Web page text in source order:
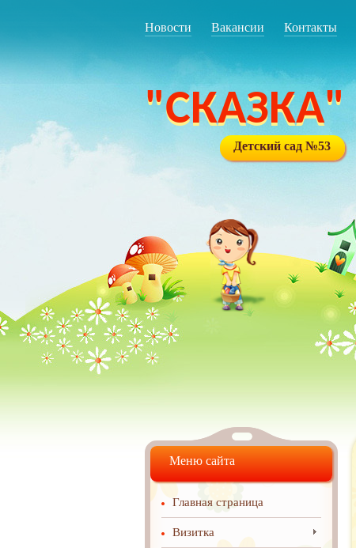
Новости Вакансии Контакты
"СКАЗКА"
Детский сад №53
Меню сайта
Главная страница
Визитка